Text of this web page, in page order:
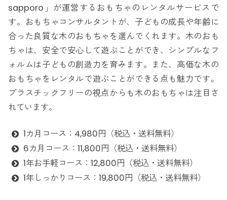
sapporo」が運営するおもちゃのレンタルサービスで
す。おもちゃコンサルタントが、子どもの成長や年齢に
合った良質な木のおもちゃを選んでくれます。木のおも
ちゃは、安全で安心して遊ぶことができ、シンプルなフ
ォルムは子どもの創造力を育みます。また、高価な木の
おもちゃをレンタルで遊ぶことができる点も魅力です。
プラスチックフリーの視点からも木のおもちゃは注目さ
れています。
1カ月コース：4,980円（税込・送料無料）
6カ月コース：11,800円（税込・送料無料）
1年お手軽コース：12,800円（税込・送料無料）
1年しっかりコース：19,800円（税込・送料無料）